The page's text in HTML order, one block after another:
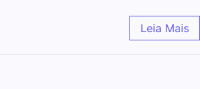
Leia Mais